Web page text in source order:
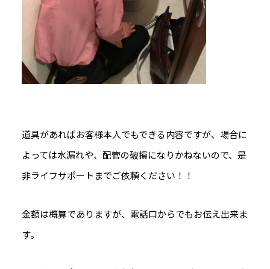
道具があればお客様本人でもできる内容ですが、場合に
よっては水漏れや、配管の破損になりかねないので、是
非ライフサポートまでご依頼ください！！
金額は概算でありますが、電話口からでもお伝え出来ま
す。